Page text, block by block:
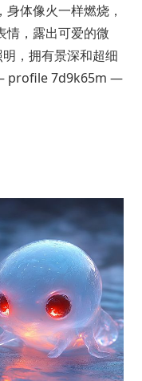
体像火一样燃烧，
情，露出可爱的微
，拥有景深和超细
profile 7d9k65m —